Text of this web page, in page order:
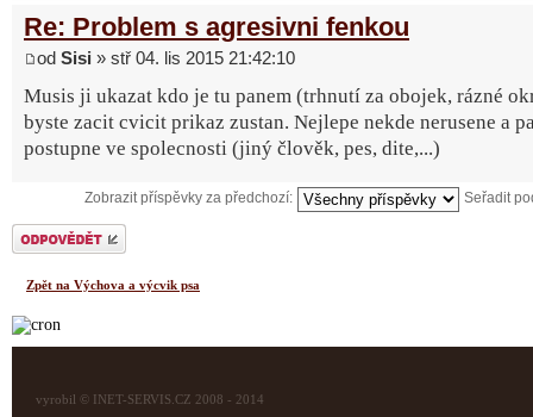
Re: Problem s agresivni fenkou
od Sisi » stř 04. lis 2015 21:42:10
Musis ji ukazat kdo je tu panem (trhnutí za obojek, rázné
byste zacit cvicit prikaz zustan. Nejlepe nekde nerusene a
postupne ve spolecnosti (jiný člověk, pes, dite,...)
Zobrazit příspěvky za předchozí: Seřadit
Odeslat odpověď
Zpět na Výchova a výcvik psa
vyrobil © INET-SERVIS.CZ 2008 - 2014